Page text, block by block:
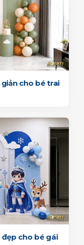
cho bé trai
đẹp cho bé gái